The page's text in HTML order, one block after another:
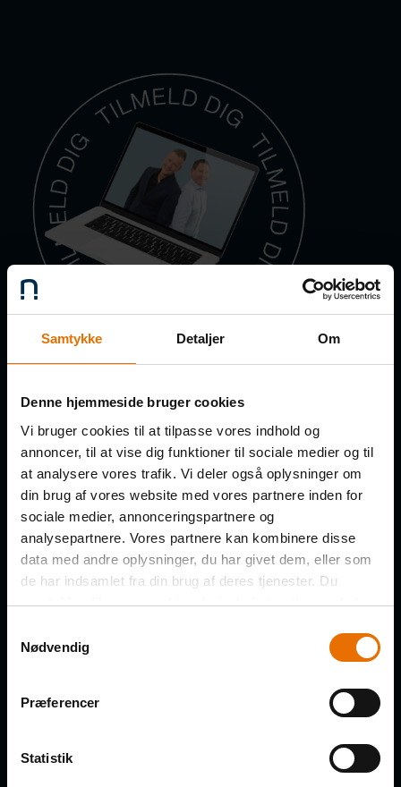
Samtykke Detaljer Om
Denne hjemmeside bruger cookies
Vi bruger cookies til at tilpasse vores indhold og
annoncer, til at vise dig funktioner til sociale medier og til
at analysere vores trafik. Vi deler også oplysninger om
din brug af vores website med vores partnere inden for
sociale medier, annonceringspartnere og
analysepartnere. Vores partnere kan kombinere disse
data med andre oplysninger, du har givet dem, eller som
de har indsamlet fra din brug af deres tjenester. Du
samtykker til vores cookies, hvis du fortsætter med at
Nødvendig
Præferencer
Statistik
Få de nye afsnit direkte i din
indbakke
FORNAVN
EFTERNAVN